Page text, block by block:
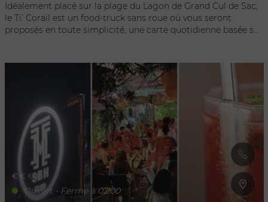
Idéalement placé sur la plage du Lagon de Grand Cul de Sac,
le Ti’ Corail est un food-truck sans roue où vous seront
proposés en toute simplicité, une carte quotidienne basée sur
place en fonction de l’arrivage du jour et l’inspiration du chef.
Dimanche, il vous est recommandé d'y réserver l’une des 5
tables où vous pourrez déguster leurs délicieuses spécialités
les pieds dans le sable !
€ € € €
Ouvert - Ferme à 02:00